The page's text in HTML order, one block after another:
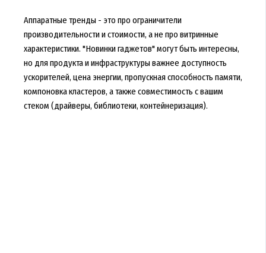
Аппаратные тренды - это про ограничители
производительности и стоимости, а не про витринные
характеристики. "Новинки гаджетов" могут быть интересны,
но для продукта и инфраструктуры важнее доступность
ускорителей, цена энергии, пропускная способность памяти,
компоновка кластеров, а также совместимость с вашим
стеком (драйверы, библиотеки, контейнеризация).